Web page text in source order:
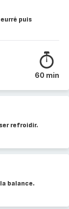
puis
60 min
refroidir.
balance.